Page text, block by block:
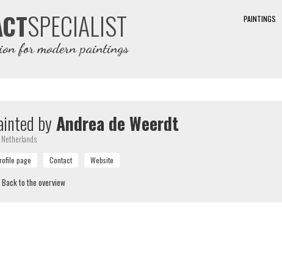
SPECIALIST
for modern paintings
PAINTINGS
byAndrea de Weerdt
Back to the overview